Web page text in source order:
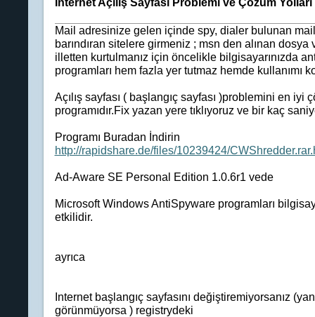
Mail adresinize gelen içinde spy, dialer bulunan
barındıran sitelere girmeniz ; msn den alınan
illetten kurtulmanız için öncelikle bilgisayarınızda
programları hem fazla yer tutmaz hemde kullanımı
Açılış sayfası ( başlangıç sayfası )problemini en
programıdır.Fix yazan yere tıklıyoruz ve bir kaç
Programı Buradan İndirin
http://rapidshare.de/files/10239424/
Ad-Aware SE Personal Edition 1.0.6r1 vede
Microsoft Windows AntiSpyware programları
etkilidir.
ayrıca
Internet başlangıç sayfasını değiştiremiyorsanız
görünmüyorsa ) registrydeki